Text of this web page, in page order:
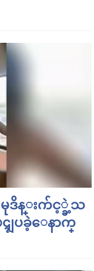
မုဒိန္းက်င့္ခဲ့သ
ျပခဲ့ေနာက္